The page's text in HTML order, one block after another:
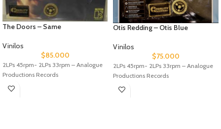
The Doors – Same
Vinilos
$85.000
2LPs 45rpm- 2LPs 33rpm – Analogue
Productions Records
Otis Redding – Otis Blue
Vinilos
$75.000
2LPs 45rpm- 2LPs 33rpm – Analogue
Productions Records